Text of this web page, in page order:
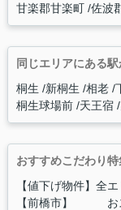
甘楽郡甘楽町 佐波
同じエリアにある
桐生 新桐生 相老
桐生球場前 天王宿
おすすめこだわり特
【値下げ物件】全
【前橋市】 お